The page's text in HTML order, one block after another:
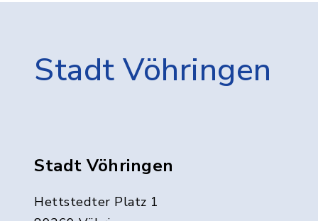
Stadt Vöhringen
Stadt Vöhringen
Hettstedter Platz 1